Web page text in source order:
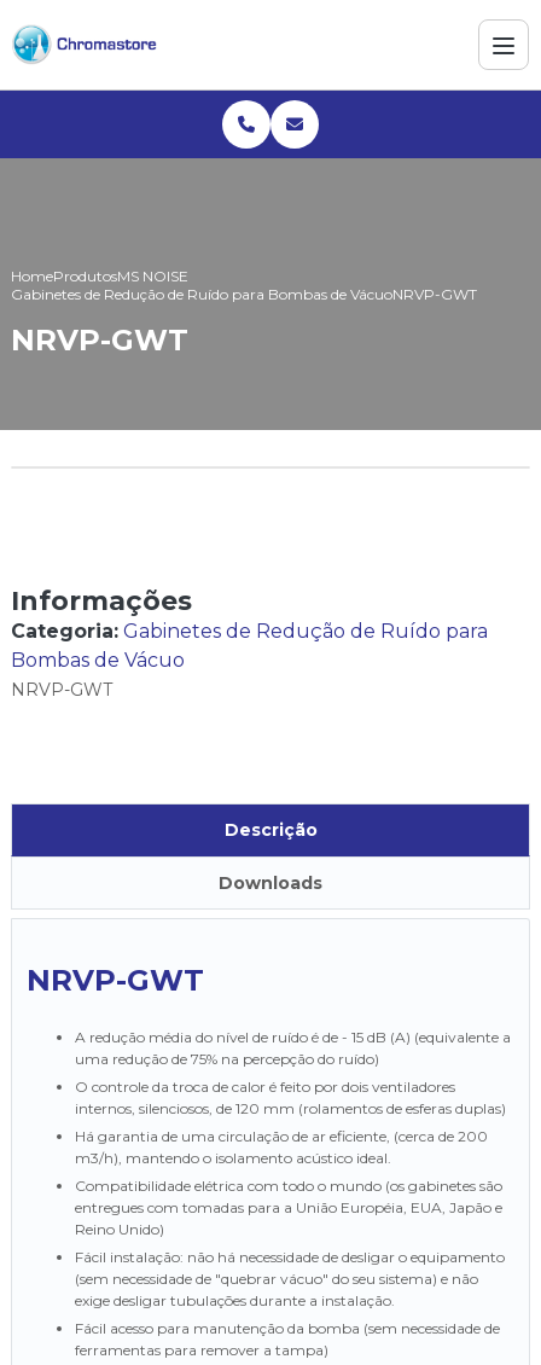
HomeProdutosMS NOISE
Gabinetes de Redução de Ruído para Bombas de VácuoNRVP-GWT
NRVP-GWT
Informações
Categoria: Gabinetes de Redução de Ruído para
Bombas de Vácuo
NRVP-GWT
Descrição
Downloads
NRVP-GWT
A redução média do nível de ruído é de - 15 dB (A) (equivalente a
uma redução de 75% na percepção do ruído)
O controle da troca de calor é feito por dois ventiladores
internos, silenciosos, de 120 mm (rolamentos de esferas duplas)
Há garantia de uma circulação de ar eficiente, (cerca de 200
m3/h), mantendo o isolamento acústico ideal.
Compatibilidade elétrica com todo o mundo (os gabinetes são
entregues com tomadas para a União Européia, EUA, Japão e
Reino Unido)
Fácil instalação: não há necessidade de desligar o equipamento
(sem necessidade de "quebrar vácuo" do seu sistema) e não
exige desligar tubulações durante a instalação.
Fácil acesso para manutenção da bomba (sem necessidade de
ferramentas para remover a tampa)